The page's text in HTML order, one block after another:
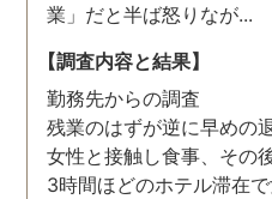
業」だと半ば怒りなが...
【調査内容と結果】
勤務先からの調査
残業のはずが逆に早めの
女性と接触し食事、その
3時間ほどのホテル滞在